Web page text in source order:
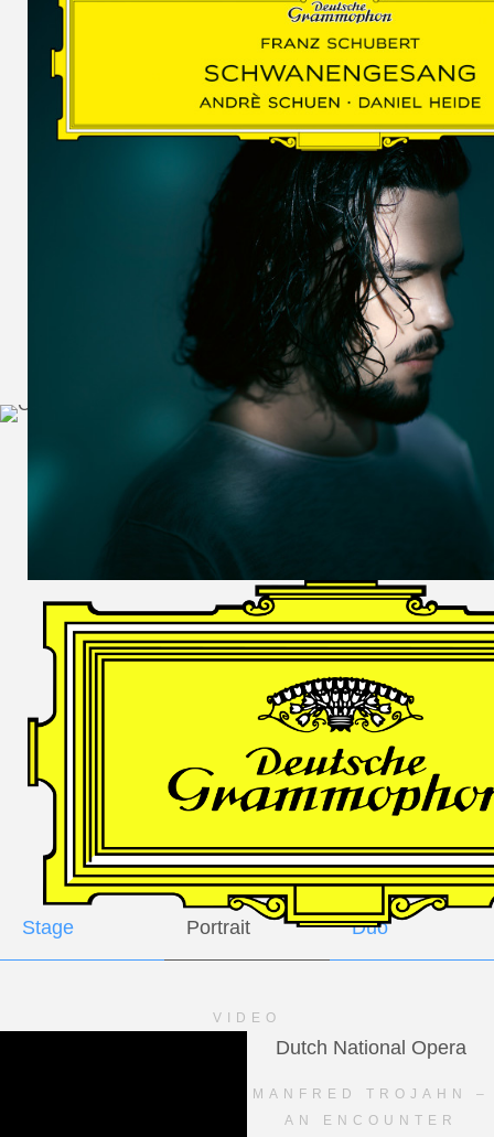
WOLF
MARTIN
SCHUMANN,
LIEDERKREIS
OP. 24
SECHS
MONOLOGE
AUS
JEDERMANN
GESÄNGE
Andrè Schuen,
Baritone
Daniel Heide,
Piano
GALLERY
Stage Portrait Duo
VIDEO
Dutch National Opera
MANFRED TROJAHN –
AN ENCOUNTER